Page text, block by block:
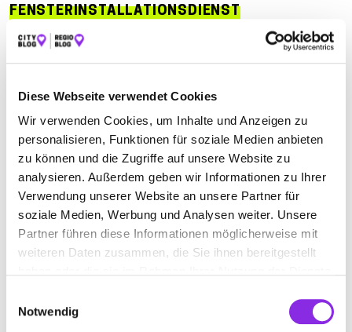
Diese Webseite verwendet Cookies
Wir verwenden Cookies, um Inhalte und Anzeigen zu
personalisieren, Funktionen für soziale Medien anbieten
zu können und die Zugriffe auf unsere Website zu
analysieren. Außerdem geben wir Informationen zu Ihrer
Verwendung unserer Website an unsere Partner für
soziale Medien, Werbung und Analysen weiter. Unsere
Partner führen diese Informationen möglicherweise mit
weiteren Daten zusammen, die Sie ihnen bereitgestellt
Notwendig
FENSTERINSTALLATIONSDIENST
Suchen nach
Finden
ALLE EISFELD MEININGEN OT WALLDORF
ARTUS-TECHNIK UG
| 98617 Meiningen OT Walldorf DE